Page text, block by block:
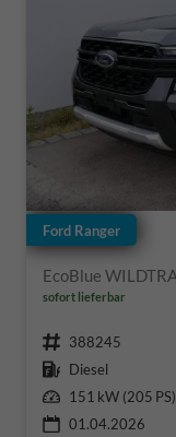
Ford Ranger
sofort lieferbar
Fahrzeugnr. 388245
Kraftstoff Diesel
Leistung 151 kW (205 PS)
01.04.2026